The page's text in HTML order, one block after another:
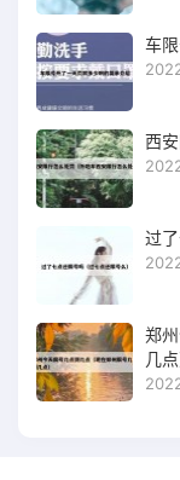
车
西
过
郑
几点